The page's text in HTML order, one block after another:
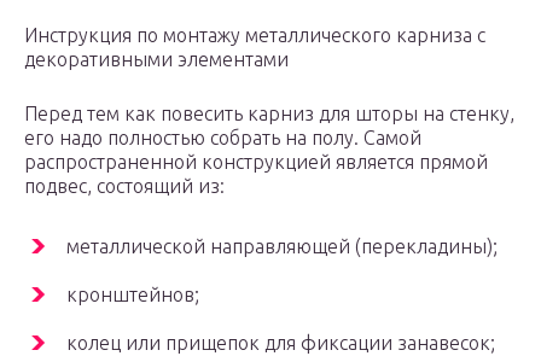
Инструкция по монтажу металлического карниза с
декоративными элементами
Перед тем как повесить карниз для шторы на стенку,
его надо полностью собрать на полу. Самой
распространенной конструкцией является прямой
подвес, состоящий из:
металлической направляющей (перекладины);
кронштейнов;
колец или прищепок для фиксации занавесок;